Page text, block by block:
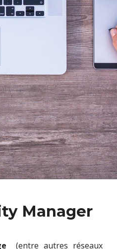
Manager
(entre autres réseaux